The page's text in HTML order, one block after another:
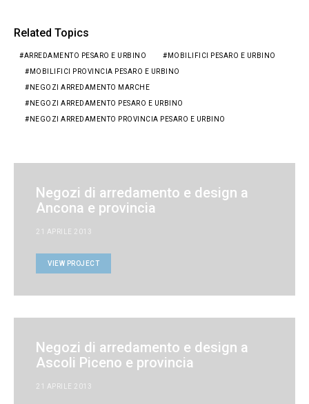
Related Topics
ARREDAMENTO PESARO E URBINO MOBILIFICI PESARO E URBINO
MOBILIFICI PROVINCIA PESARO E URBINO
NEGOZI ARREDAMENTO MARCHE
NEGOZI ARREDAMENTO PESARO E URBINO
NEGOZI ARREDAMENTO PROVINCIA PESARO E URBINO
Negozi di arredamento e design a
Ancona e provincia
21 APRILE 2013
VIEW PROJECT
Negozi di arredamento e design a
Ascoli Piceno e provincia
21 APRILE 2013